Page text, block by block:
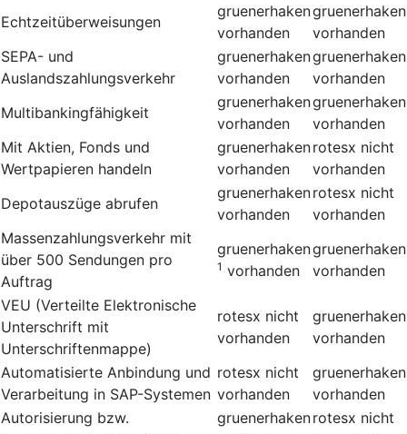
Echtzeitüberweisungen
gruenerhaken
vorhanden
gruenerhaken
vorhanden
SEPA- und
Auslandszahlungsverkehr
gruenerhaken
vorhanden
gruenerhaken
vorhanden
Multibankingfähigkeit
gruenerhaken
vorhanden
gruenerhaken
vorhanden
Mit Aktien, Fonds und
Wertpapieren handeln
gruenerhaken
vorhanden
rotesx nicht
vorhanden
Depotauszüge abrufen
gruenerhaken
vorhanden
rotesx nicht
vorhanden
Massenzahlungsverkehr mit
über 500 Sendungen pro
Auftrag
gruenerhaken
1 vorhanden
gruenerhaken
vorhanden
VEU (Verteilte Elektronische
Unterschrift mit
Unterschriftenmappe)
rotesx nicht
vorhanden
gruenerhaken
vorhanden
Automatisierte Anbindung und
Verarbeitung in SAP-Systemen
rotesx nicht
vorhanden
gruenerhaken
vorhanden
Autorisierung bzw.
gruenerhakenrotesx nicht